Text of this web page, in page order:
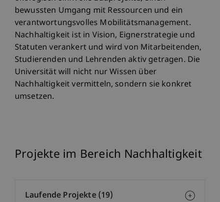
bewussten Umgang mit Ressourcen und ein
verantwortungsvolles Mobilitätsmanagement.
Nachhaltigkeit ist in Vision, Eignerstrategie und
Statuten verankert und wird von Mitarbeitenden,
Studierenden und Lehrenden aktiv getragen. Die
Universität will nicht nur Wissen über
Nachhaltigkeit vermitteln, sondern sie konkret
umsetzen.
Projekte im Bereich Nachhaltigkeit
Laufende Projekte (19)